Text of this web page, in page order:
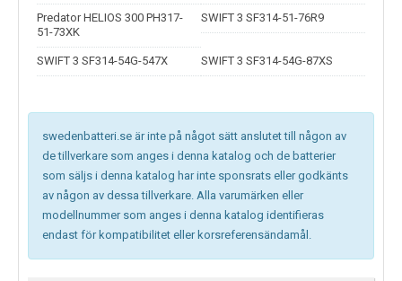
Predator HELIOS 300 PH317-
51-73XK
SWIFT 3 SF314-51-76R9
SWIFT 3 SF314-54G-547X SWIFT 3 SF314-54G-87XS
swedenbatteri.se är inte på något sätt anslutet till någon av
de tillverkare som anges i denna katalog och de batterier
som säljs i denna katalog har inte sponsrats eller godkänts
av någon av dessa tillverkare. Alla varumärken eller
modellnummer som anges i denna katalog identifieras
endast för kompatibilitet eller korsreferensändamål.